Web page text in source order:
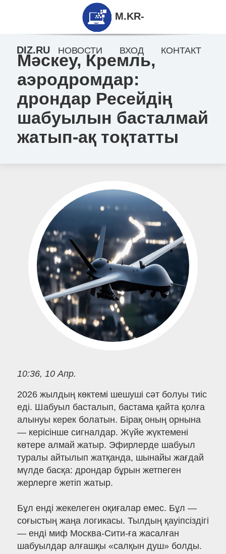
Мәскеу, Кремль,
аэродромдар:
дрондар Ресейдің
шабуылын басталмай
жатып-ақ тоқтатты
10:36, 10 Апр.
2026 жылдың көктемі шешуші сәт болуы тиіс
еді. Шабуыл басталып, бастама қайта қолға
алынуы керек болатын. Бірақ оның орнына
— керісінше сигналдар. Жүйе жүктемені
көтере алмай жатыр. Эфирлерде шабуыл
туралы айтылып жатқанда, шынайы жағдай
мүлде басқа: дрондар бұрын жетпеген
жерлерге жетіп жатыр.
Бұл енді жекелеген оқиғалар емес. Бұл —
соғыстың жаңа логикасы. Тылдың қауіпсіздігі
— енді миф Москва-Сити-ға жасалған
шабуылдар алғашқы «салқын душ» болды.
M.KR-
DIZ.RU НОВОСТИ ВХОД КОНТАКТ